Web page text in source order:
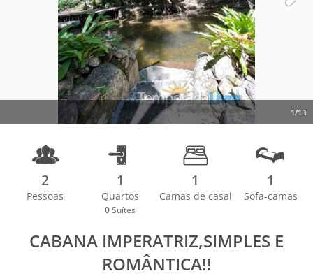
1/13
2
Pessoas
1
Quartos
0 Suítes
1
Camas de casal
1
Sofa-camas
CABANA IMPERATRIZ,SIMPLES E
ROMÂNTICA!!